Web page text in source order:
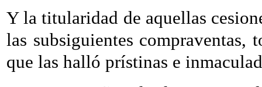
Y la titularidad de aquellas
las subsiguientes compraventas,
que las halló prístinas e